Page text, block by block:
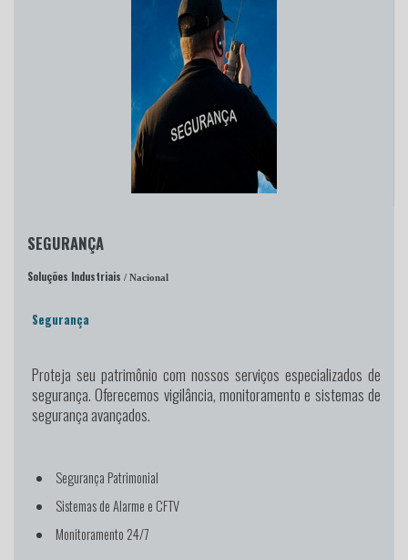
SEGURANÇA
Soluções Industriais / Nacional
Segurança
Proteja seu patrimônio com nossos serviços especializados de
segurança. Oferecemos vigilância, monitoramento e sistemas de
segurança avançados.
Segurança Patrimonial
Sistemas de Alarme e CFTV
Monitoramento 24/7